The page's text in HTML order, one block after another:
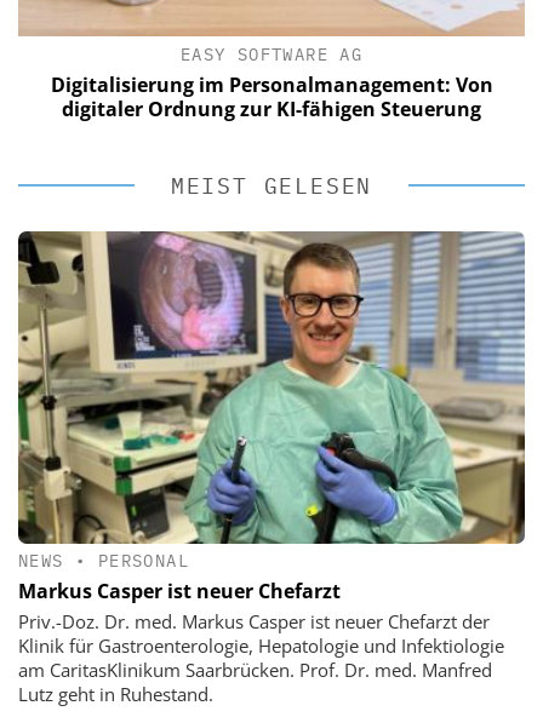
EASY SOFTWARE AG
Digitalisierung im Personalmanagement: Von
digitaler Ordnung zur KI-fähigen Steuerung
MEIST GELESEN
NEWS • PERSONAL
Markus Casper ist neuer Chefarzt
Priv.-Doz. Dr. med. Markus Casper ist neuer Chefarzt der
Klinik für Gastroenterologie, Hepatologie und Infektiologie
am CaritasKlinikum Saarbrücken. Prof. Dr. med. Manfred
Lutz geht in Ruhestand.